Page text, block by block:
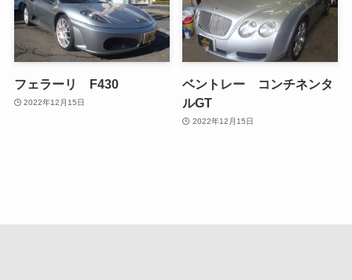
フェラーリ F430
2022年12月15日
ベントレー コンチネンタ
ルGT
2022年12月15日